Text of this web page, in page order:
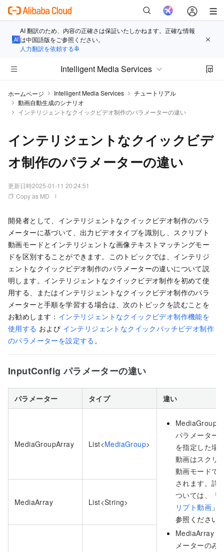
AI 翻訳のため、内容の正確さは保証いたしかねます。正確な情報
は中国語版をご参照ください。
人力翻訳を依頼する
Intelligent Media Services
ホームページ Intelligent Media Services
チュートリアル
動画自動生成のシナリオ
インテリジェントなクイックビデオ制作のパラメーターの違い
インテリジェントなクイックビデ
オ制作のパラメーターの違い
更新日時2025-01-11 20:24:51
Copy as MD
開発者として、インテリジェントなクイックビデオ制作のパラ
メーターに基づいて、出力ビデオタイプを識別し、スクリプト
動画モードとインテリジェントな画像テキストマッチングモー
ドを区別することができます。このトピックでは、インテリジ
ェントなクイックビデオ制作のパラメーターの違いについて説
明します。インテリジェントなクイックビデオ制作を初めて使
用する、またはインテリジェントなクイックビデオ制作のパラ
メーターと手順を学習する場合は、次のトピックを読むことを
お勧めします： インテリジェントなクイックビデオ制作機能を
使用する および インテリジェントなクイックバッチビデオ制作
のパラメーターを設定する。
InputConfig パラメーターの違い
パラメーター タイプ 違い
MediaGroupArray List<MediaGroup>
パラメーター
を指定した場
動画はスクリ
動画モードで
されます。詳
ついては、「
リプト動画 」
参照ください
MediaArray
メーターのみ
MediaArray List<String>